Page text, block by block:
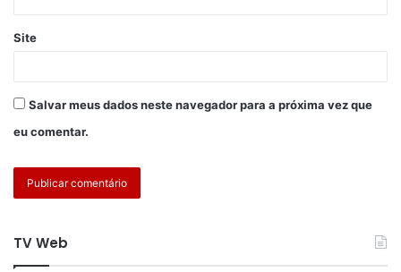
Site
Salvar meus dados neste navegador para a próxima vez que
eu comentar.
TV Web